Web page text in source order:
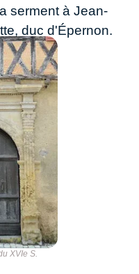
serment à Jean-
duc d'Épernon.
XVIe S.